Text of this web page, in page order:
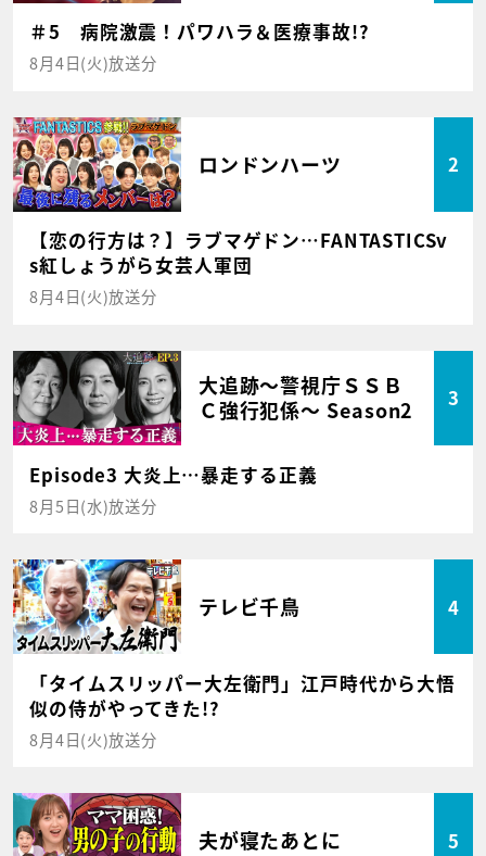
＃5 病院激震！パワハラ＆医療事故!?
8月4日(火)放送分
ロンドンハーツ 2
【恋の行方は？】ラブマゲドン…FANTASTICSv
s紅しょうがら女芸人軍団
8月4日(火)放送分
大追跡～警視庁ＳＳＢ
Ｃ強行犯係～ Season2
3
Episode3 大炎上…暴走する正義
8月5日(水)放送分
テレビ千鳥 4
「タイムスリッパー大左衛門」江戸時代から大悟
似の侍がやってきた!?
8月4日(火)放送分
夫が寝たあとに 5